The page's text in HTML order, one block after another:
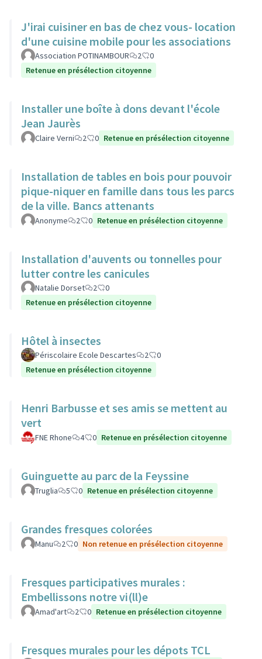
J'irai cuisiner en bas de chez vous- location
d'une cuisine mobile pour les associations
Association POTINAMBOUR 2
0
Retenue en présélection citoyenne
Installer une boîte à dons devant l'école
Jean Jaurès
Claire Verni 2 0 Retenue en présélection citoyenne
Installation de tables en bois pour pouvoir
pique-niquer en famille dans tous les parcs
de la ville. Bancs attenants
Anonyme 2 0 Retenue en présélection citoyenne
Installation d'auvents ou tonnelles pour
lutter contre les canicules
Natalie Dorset 2
0
Retenue en présélection citoyenne
Hôtel à insectes
Périscolaire Ecole Descartes 2
0
Retenue en présélection citoyenne
Henri Barbusse et ses amis se mettent au
vert
FNE Rhone 4 0 Retenue en présélection citoyenne
Guinguette au parc de la Feyssine
Truglia 5 0 Retenue en présélection citoyenne
Grandes fresques colorées
Manu 2 0 Non retenue en présélection citoyenne
Fresques participatives murales :
Embellissons notre vi(ll)e
Amad'art 2 0 Retenue en présélection citoyenne
Fresques murales pour les dépots TCL